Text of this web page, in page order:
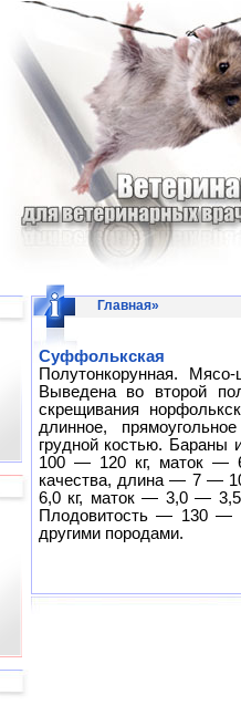
Главная»
Суффолькская
Полутонкорунная. Мясо-
Выведена во второй
скрещивания
длинное,
грудной костью. Бараны
100 — 120 кг, маток
качества, длина — 7 —
6,0 кг, маток — 3,0 —
Плодовитость — 130 —
другими породами.